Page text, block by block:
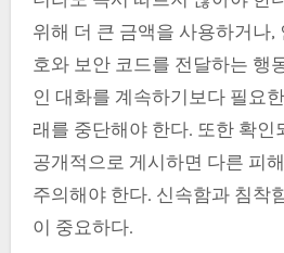
위해 더 큰 금액을 사용하거나,
호와 보안 코드를 전달하는 행
인 대화를 계속하기보다 필요
래를 중단해야 한다. 또한 확인
공개적으로 게시하면 다른 피
주의해야 한다. 신속함과 침착
이 중요하다.